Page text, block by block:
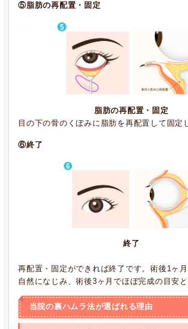
⑤脂肪の再配置・固定
脂肪の再配置・固定
目の下の骨のくぼみに脂肪を再配置して固定
⑥終了
終了
再配置・固定ができれば終了です。術後1ヶ
自然になじみ、術後3ヶ月でほぼ完成の目安と
当院の裏ハムラ法が選ばれる理由